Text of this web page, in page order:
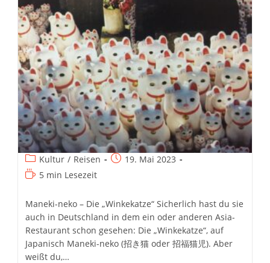
Beitrags-
Kategorie:
Kultur / Reisen
Beitrag19. Mai 2023
Lesedauer:
5 min Lesezeit
Maneki-neko – Die „Winkekatze“ Sicherlich hast du sie
auch in Deutschland in dem ein oder anderen Asia-
Restaurant schon gesehen: Die „Winkekatze“, auf
Japanisch Maneki-neko (招き猫 oder 招福猫児). Aber
weißt du,…